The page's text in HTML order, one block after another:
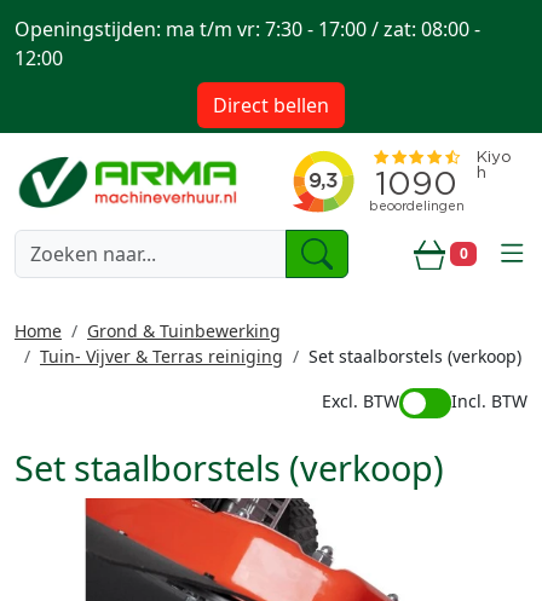
0
Openingstijden: ma t/m vr: 7:30 - 17:00 / zat: 08:00 -
12:00
Direct bellen
Home
Grond & Tuinbewerking
Tuin- Vijver & Terras reiniging
Set staalborstels (verkoop)
Excl. BTW
Incl. BTW
Set staalborstels (verkoop)